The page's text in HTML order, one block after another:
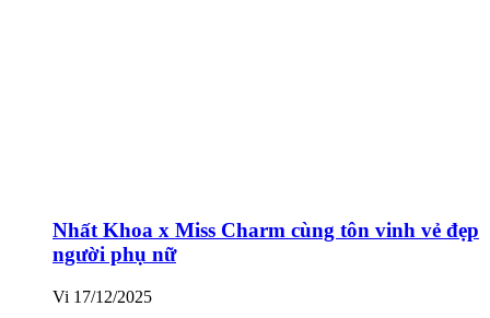
Nhất Khoa x Miss Charm cùng tôn vinh vẻ đẹp
người phụ nữ
Vi 17/12/2025